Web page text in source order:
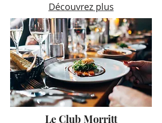
Découvrez plus
Le Club Morritt